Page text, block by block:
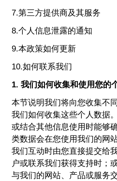
7.第三方提供商及其服务
8.个人信息泄露的通知
9.本政策如何更新
10.如何联系我们
1. 我们如何收集和使用您的
本节说明我们将向您收集不
我们如何收集这些个人数据
或结合其他信息使用时能够
类数据会在您使用我们的网
我们互动时由您直接提交给
户或联系我们获得支持时；
与我们的网站、产品或服务